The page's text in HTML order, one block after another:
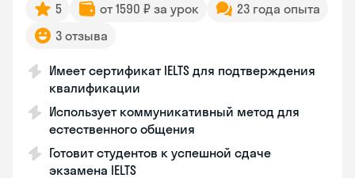
5 от 1590 ₽ за урок
23 года опыта
3 отзыва
Имеет сертификат IELTS для подтверждения
квалификации
Использует коммуникативный метод для
естественного общения
Готовит студентов к успешной сдаче
экзамена IELTS